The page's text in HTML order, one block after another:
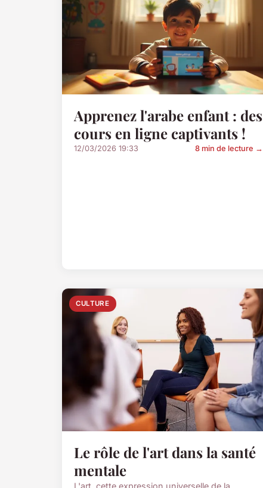
Apprenez l'arabe enfant : des
cours en ligne captivants !
12/03/2026 19:33 8 min de lecture →
CULTURE
Le rôle de l'art dans la santé
mentale
L'art, cette expression universelle de la